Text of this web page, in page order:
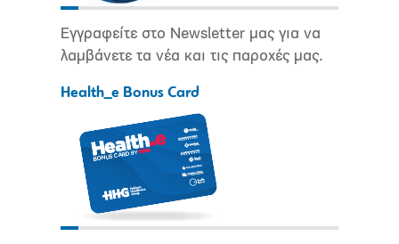
Εγγραφείτε στο Newsletter μας για να
λαμβάνετε τα νέα και τις παροχές μας.
Health_e Bonus Card